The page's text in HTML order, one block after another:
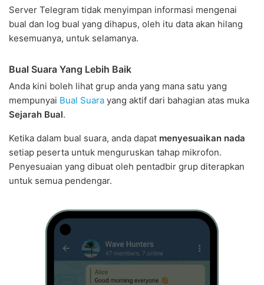
Server Telegram tidak menyimpan informasi mengenai
bual dan log bual yang dihapus, oleh itu data akan hilang
kesemuanya, untuk selamanya.
Bual Suara Yang Lebih Baik
Anda kini boleh lihat grup anda yang mana satu yang
mempunyai Bual Suara yang aktif dari bahagian atas muka
Sejarah Bual.
Ketika dalam bual suara, anda dapat menyesuaikan nada
setiap peserta untuk menguruskan tahap mikrofon.
Penyesuaian yang dibuat oleh pentadbir grup diterapkan
untuk semua pendengar.